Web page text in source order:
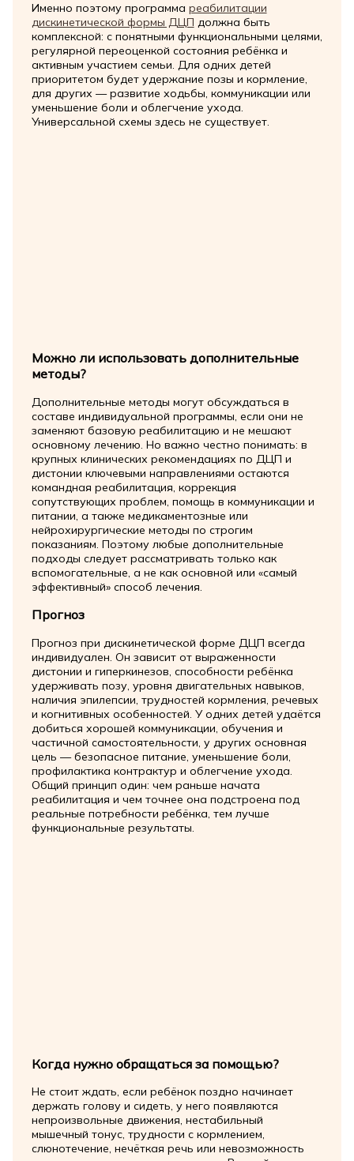
Именно поэтому программа реабилитации
дискинетической формы ДЦП должна быть
комплексной: с понятными функциональными целями,
регулярной переоценкой состояния ребёнка и
активным участием семьи. Для одних детей
приоритетом будет удержание позы и кормление,
для других — развитие ходьбы, коммуникации или
уменьшение боли и облегчение ухода.
Универсальной схемы здесь не существует.
Можно ли использовать дополнительные
методы?
Дополнительные методы могут обсуждаться в
составе индивидуальной программы, если они не
заменяют базовую реабилитацию и не мешают
основному лечению. Но важно честно понимать: в
крупных клинических рекомендациях по ДЦП и
дистонии ключевыми направлениями остаются
командная реабилитация, коррекция
сопутствующих проблем, помощь в коммуникации и
питании, а также медикаментозные или
нейрохирургические методы по строгим
показаниям. Поэтому любые дополнительные
подходы следует рассматривать только как
вспомогательные, а не как основной или «самый
эффективный» способ лечения.
Прогноз
Прогноз при дискинетической форме ДЦП всегда
индивидуален. Он зависит от выраженности
дистонии и гиперкинезов, способности ребёнка
удерживать позу, уровня двигательных навыков,
наличия эпилепсии, трудностей кормления, речевых
и когнитивных особенностей. У одних детей удаётся
добиться хорошей коммуникации, обучения и
частичной самостоятельности, у других основная
цель — безопасное питание, уменьшение боли,
профилактика контрактур и облегчение ухода.
Общий принцип один: чем раньше начата
реабилитация и чем точнее она подстроена под
реальные потребности ребёнка, тем лучше
функциональные результаты.
Когда нужно обращаться за помощью?
Не стоит ждать, если ребёнок поздно начинает
держать голову и сидеть, у него появляются
непроизвольные движения, нестабильный
мышечный тонус, трудности с кормлением,
слюнотечение, нечёткая речь или невозможность